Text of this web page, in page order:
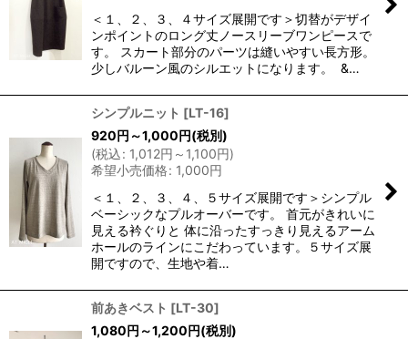
＜１、２、３、４サイズ展開です＞切替がデザイ
ンポイントのロング丈ノースリーブワンピースで
す。 スカート部分のパーツは縫いやすい長方形。
少しバルーン風のシルエットになります。 &…
シンプルニット [LT-16]
920円 ～1,000円(税別)
(税込: 1,012円 ～1,100円)
希望小売価格: 1,000円
＜１、２、３、４、５サイズ展開です＞シンプル
ベーシックなプルオーバーです。 首元がきれいに
見える衿ぐりと 体に沿ったすっきり見えるアーム
ホールのラインにこだわっています。５サイズ展
開ですので、生地や着…
前あきベスト [LT-30]
1,080円 ～1,200円(税別)